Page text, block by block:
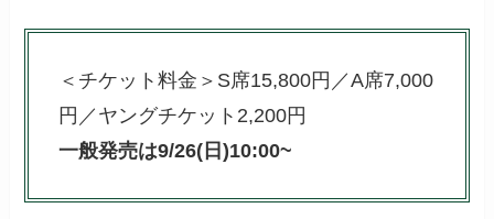
＜チケット料金＞S席15,800円／A席7,000
円／ヤングチケット2,200円
一般発売は9/26(日)10:00~